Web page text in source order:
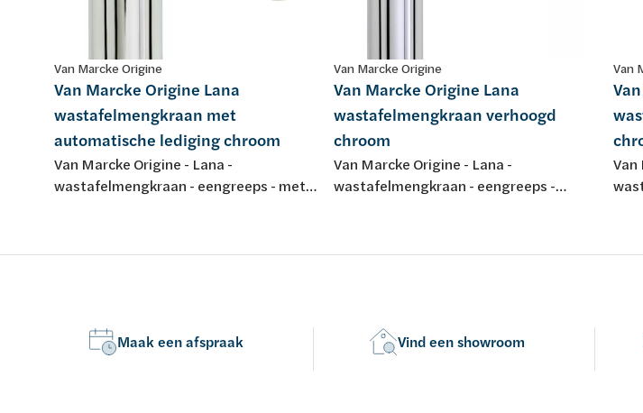
Van Marcke Origine
Van Marcke Origine Lana
wastafelmengkraan met
automatische lediging chroom
Van Marcke Origine - Lana -
wastafelmengkraan - eengreeps - met
Van Marcke Origine
Van Marcke Origine Lana
wastafelmengkraan verhoogd
chroom
Van Marcke Origine - Lana -
wastafelmengkraan - eengreeps -
Van
Van
Maak een afspraak Vind een showroom